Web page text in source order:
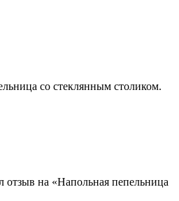
со стеклянным столиком.
отзыв на «Напольная пепельница